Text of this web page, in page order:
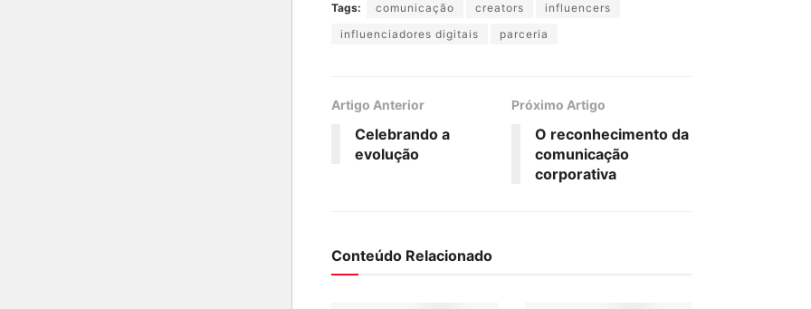
Tags: comunicação creators
influencers
influenciadores digitais
parceria
Artigo Anterior
Celebrando a
evolução
Próximo Artigo
O reconhecimento da
comunicação
corporativa
Conteúdo Relacionado